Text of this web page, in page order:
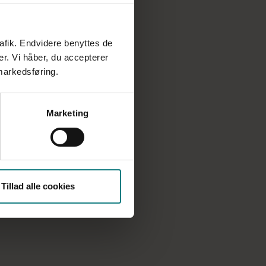
Endvidere benyttes de
Vi håber, du accepterer
Marketing
Tillad alle cookies